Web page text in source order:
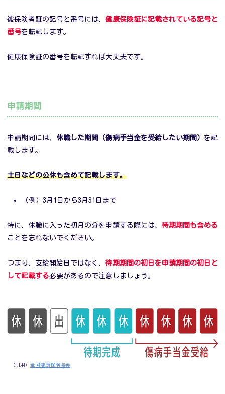
被保険者証の記号と番号には、 健康保険証に記載されている記号と
番号を転記します。
健康保険証の番号を転記すれば大丈夫です。
申請期間
申請期間には、 休職した期間（傷病手当金を受給したい期間） を記
載します。
土日などの公休も含めて記載します。
（例）3月1日から3月31日まで
特に、休職に入った初月の分を申請する際には、 待期期間も含める
ことを忘れないでください。
つまり、支給開始日ではなく、 待期期間の初日を申請期間の初日と
して記載する必要があるので注意しましょう。
（引用） 全国健康保険協会